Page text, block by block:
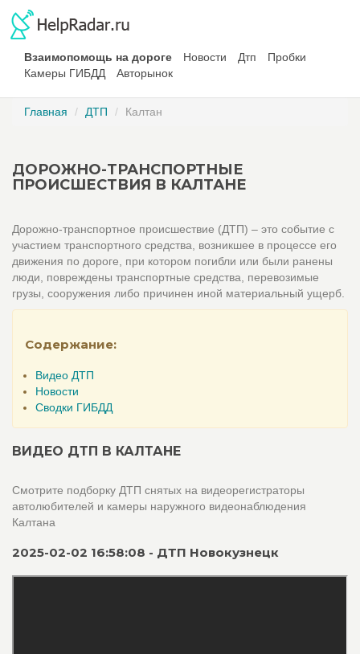
Взаимопомощь на дороге Новости Дтп
Пробки
Камеры ГИБДД
Авторынок
Главная ДТП Калтан
ДОРОЖНО-ТРАНСПОРТНЫЕ
ПРОИСШЕСТВИЯ В КАЛТАНЕ
Дорожно-транспортное происшествие (ДТП) – это событие с
участием транспортного средства, возникшее в процессе его
движения по дороге, при котором погибли или были ранены
люди, повреждены транспортные средства, перевозимые
грузы, сооружения либо причинен иной материальный ущерб.
Содержание:
Видео ДТП
Новости
Сводки ГИБДД
ВИДЕО ДТП В КАЛТАНЕ
Смотрите подборку ДТП снятых на видеорегистраторы
автолюбителей и камеры наружного видеонаблюдения
Калтана
2025-02-02 16:58:08 - ДТП Новокузнецк